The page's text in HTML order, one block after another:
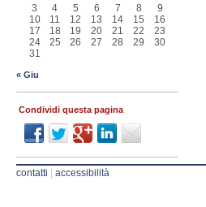
3
4 5 6 7 8
9
10
11 12 13 14 15
16
17
18 19 20 21 22
23
24
25 26 27 28 29
30
31
« Giu
Condividi questa pagina
contatti accessibilità